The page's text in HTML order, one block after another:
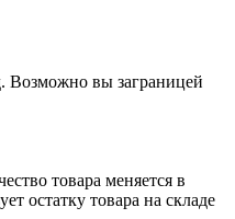
Возможно вы заграницей
товара меняется в
остатку товара на складе